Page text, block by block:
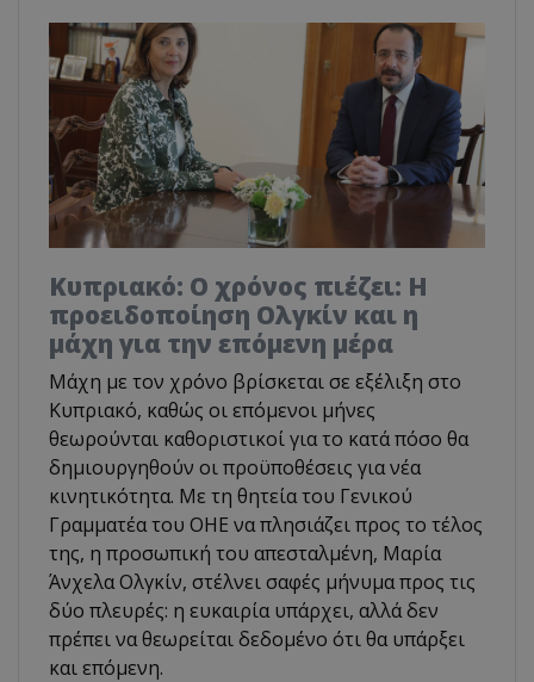
Κυπριακό: Ο χρόνος πιέζει: Η
προειδοποίηση Ολγκίν και η
μάχη για την επόμενη μέρα
Μάχη με τον χρόνο βρίσκεται σε εξέλιξη στο
Κυπριακό, καθώς οι επόμενοι μήνες
θεωρούνται καθοριστικοί για το κατά πόσο θα
δημιουργηθούν οι προϋποθέσεις για νέα
κινητικότητα. Με τη θητεία του Γενικού
Γραμματέα του ΟΗΕ να πλησιάζει προς το τέλος
της, η προσωπική του απεσταλμένη, Μαρία
Άνχελα Ολγκίν, στέλνει σαφές μήνυμα προς τις
δύο πλευρές: η ευκαιρία υπάρχει, αλλά δεν
πρέπει να θεωρείται δεδομένο ότι θα υπάρξει
και επόμενη.